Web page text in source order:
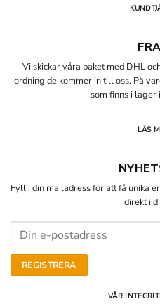
Vi skickar våra paket med DHL
ordning de kommer in till oss. På
som finns i
LÄS
Fyll i din mailadress för att få unika
direkt i
VÅR